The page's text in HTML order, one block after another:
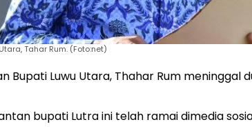
Tahar Rum. (Foto:net)
Bupati Luwu Utara, Thahar Rum meninggal
bupati Lutra ini telah ramai dimedia